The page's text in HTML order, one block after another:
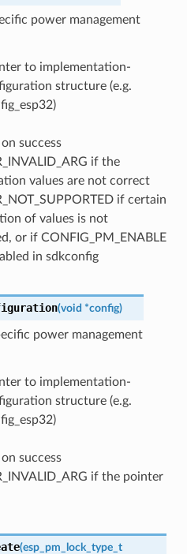
power management
to implementation-
structure (e.g.
on success
if the
values are not correct
if certain
of values is not
or if CONFIG_PM_ENABLE
in sdkconfig
(void *config)
power management
to implementation-
structure (e.g.
on success
if the pointer
(esp_pm_lock_type_t